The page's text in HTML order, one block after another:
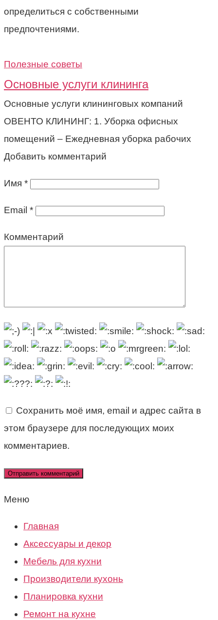
определиться с собственными
предпочтениями.
Полезные советы
Основные услуги клининга
Основные услуги клининговых компаний
ОВЕНТО КЛИНИНГ: 1. Уборка офисных
помещений – Ежедневная уборка рабочих
Добавить комментарий
Имя *
Email *
Комментарий
Сохранить моё имя, email и адрес сайта в
этом браузере для последующих моих
комментариев.
Меню
Главная
Аксессуары и декор
Мебель для кухни
Производители кухонь
Планировка кухни
Ремонт на кухне